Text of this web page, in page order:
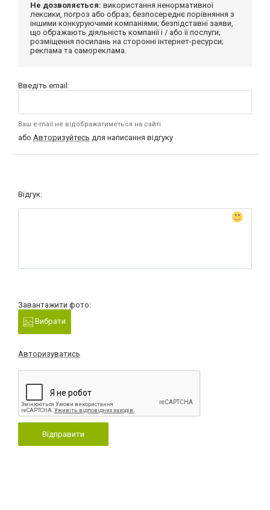
Не дозволяється: використання ненормативної
лексики, погроз або образ; безпосереднє порівняння з
іншими конкуруючими компаніями; безпідставні заяви,
що ображають діяльність компанії і / або її послуги;
розміщення посилань на сторонні інтернет-ресурси;
реклама та самореклама.
Введіть email:
Ваш e-mail не відображатиметься на сайті
або Авторизуйтесь для написання відгуку
Відгук:
Завантажити фото:
Вибрати
Авторизуватись
Відправити